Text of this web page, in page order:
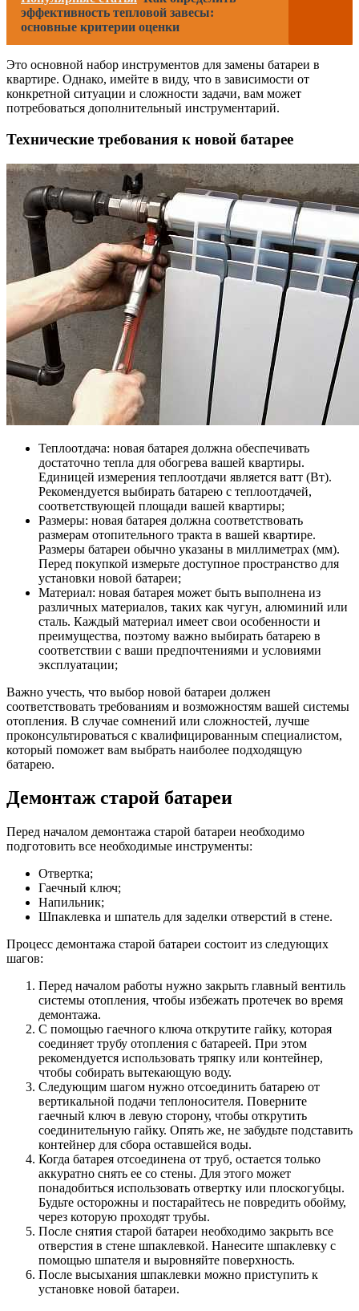
эффективность тепловой завесы:
основные критерии оценки
Это основной набор инструментов для замены батареи в
квартире. Однако, имейте в виду, что в зависимости от
конкретной ситуации и сложности задачи, вам может
потребоваться дополнительный инструментарий.
Технические требования к новой батарее
Теплоотдача: новая батарея должна обеспечивать
достаточно тепла для обогрева вашей квартиры.
Единицей измерения теплоотдачи является ватт (Вт).
Рекомендуется выбирать батарею с теплоотдачей,
соответствующей площади вашей квартиры;
Размеры: новая батарея должна соответствовать
размерам отопительного тракта в вашей квартире.
Размеры батареи обычно указаны в миллиметрах (мм).
Перед покупкой измерьте доступное пространство для
установки новой батареи;
Материал: новая батарея может быть выполнена из
различных материалов, таких как чугун, алюминий или
сталь. Каждый материал имеет свои особенности и
преимущества, поэтому важно выбирать батарею в
соответствии с ваши предпочтениями и условиями
эксплуатации;
Важно учесть, что выбор новой батареи должен
соответствовать требованиям и возможностям вашей системы
отопления. В случае сомнений или сложностей, лучше
проконсультироваться с квалифицированным специалистом,
который поможет вам выбрать наиболее подходящую
батарею.
Демонтаж старой батареи
Перед началом демонтажа старой батареи необходимо
подготовить все необходимые инструменты:
Отвертка;
Гаечный ключ;
Напильник;
Шпаклевка и шпатель для заделки отверстий в стене.
Процесс демонтажа старой батареи состоит из следующих
шагов:
Перед началом работы нужно закрыть главный вентиль
системы отопления, чтобы избежать протечек во время
демонтажа.
С помощью гаечного ключа открутите гайку, которая
соединяет трубу отопления с батареей. При этом
рекомендуется использовать тряпку или контейнер,
чтобы собирать вытекающую воду.
Следующим шагом нужно отсоединить батарею от
вертикальной подачи теплоносителя. Поверните
гаечный ключ в левую сторону, чтобы открутить
соединительную гайку. Опять же, не забудьте подставить
контейнер для сбора оставшейся воды.
Когда батарея отсоединена от труб, остается только
аккуратно снять ее со стены. Для этого может
понадобиться использовать отвертку или плоскогубцы.
Будьте осторожны и постарайтесь не повредить обойму,
через которую проходят трубы.
После снятия старой батареи необходимо закрыть все
отверстия в стене шпаклевкой. Нанесите шпаклевку с
помощью шпателя и выровняйте поверхность.
После высыхания шпаклевки можно приступить к
установке новой батареи.